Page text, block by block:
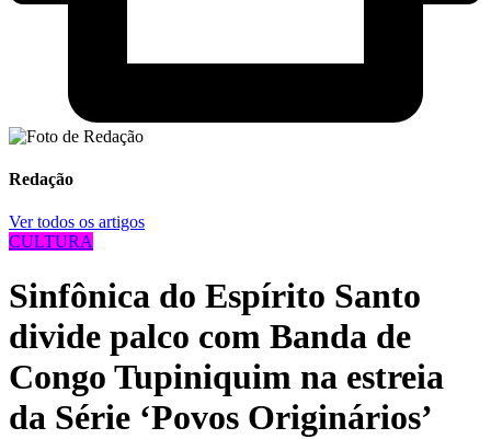
Redação
Ver todos os artigos
CULTURA
Sinfônica do Espírito Santo
divide palco com Banda de
Congo Tupiniquim na estreia
da Série ‘Povos Originários’